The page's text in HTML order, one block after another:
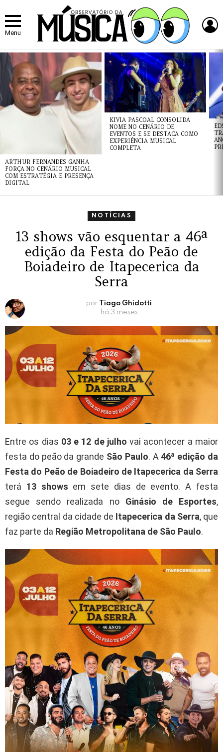
Menu
ÚLTIMAS
NOTÍCIAS
ARTHUR FERNANDES GANHA
FORÇA NO CENÁRIO MUSICAL
COM ESTRATÉGIA E PRESENÇA
DIGITAL
KIVIA PASCOAL CONSOLIDA
NOME NO CENÁRIO DE
EVENTOS E SE DESTACA COMO
EXPERIÊNCIA MUSICAL
COMPLETA
NOTÍCIAS
13 shows vão esquentar a 46ª
edição da Festa do Peão de
Boiadeiro de Itapecerica da
Serra
por
Tiago Ghidotti
há 3 meses
Entre os dias 03 e 12 de julho vai acontecer a maior
festa do peão da grande São Paulo. A46ª edição da
Festa do Peão de Boiadeiro de Itapecerica da Serra
terá 13 shows em sete dias de evento. A festa
segue sendo realizada no Ginásio de Esportes,
região central da cidade de Itapecerica da Serra, que
faz parte da Região Metropolitana de São Paulo.